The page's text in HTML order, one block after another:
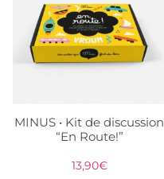
MINUS • Kit de discussion
“En Route!”
13,90€